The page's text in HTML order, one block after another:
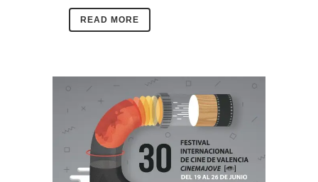
READ MORE